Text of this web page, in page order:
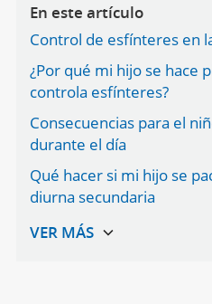
En este artículo
Control de esfínteres en
¿Por qué mi hijo se hace
controla esfínteres?
Consecuencias para el
durante el día
Qué hacer si mi hijo se
diurna secundaria